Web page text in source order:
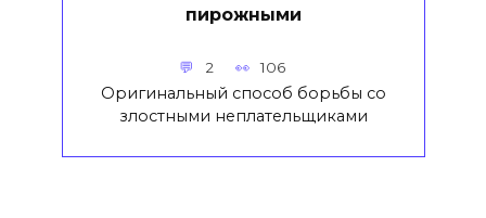
пирожными
2 106
Оригинальный способ борьбы со
злостными неплательщиками